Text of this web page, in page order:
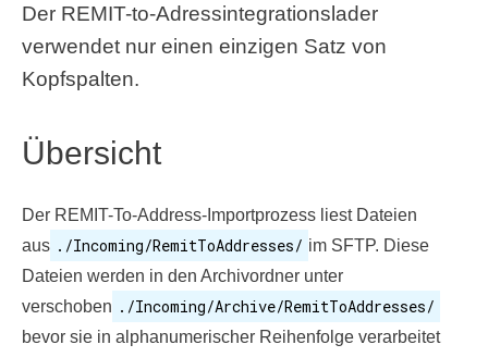
Der REMIT-to-Adressintegrationslader
verwendet nur einen einzigen Satz von
Kopfspalten.
Übersicht
Der REMIT-To-Address-Importprozess liest Dateien
aus ./Incoming/RemitToAddresses/ im SFTP. Diese
Dateien werden in den Archivordner unter
verschoben ./Incoming/Archive/RemitToAddresses/
bevor sie in alphanumerischer Reihenfolge verarbeitet